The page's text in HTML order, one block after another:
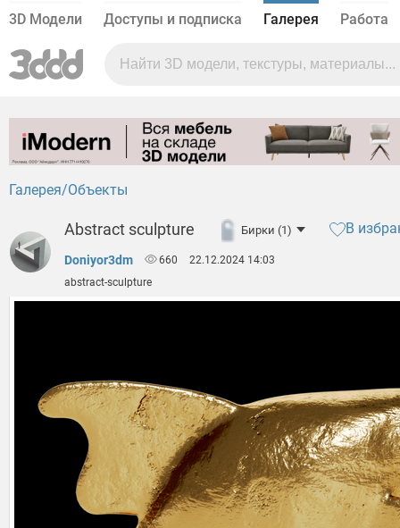
3D Модели Доступы и подписка Галерея Работа
Галерея Объекты
Abstract sculpture Бирки (1) В
Doniyor3dm 660
22.12.2024 14:03
abstract-sculpture